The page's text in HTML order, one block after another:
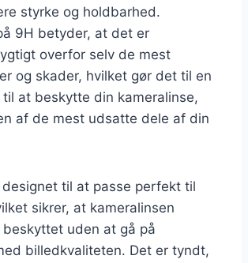
styrke og holdbarhed.
9H betyder, at det er
overfor selv de mest
og skader, hvilket gør det til en
at beskytte din kameralinse,
af de mest udsatte dele af din
til at passe perfekt til
sikrer, at kameralinsen
uden at gå på
billedkvaliteten. Det er tyndt,